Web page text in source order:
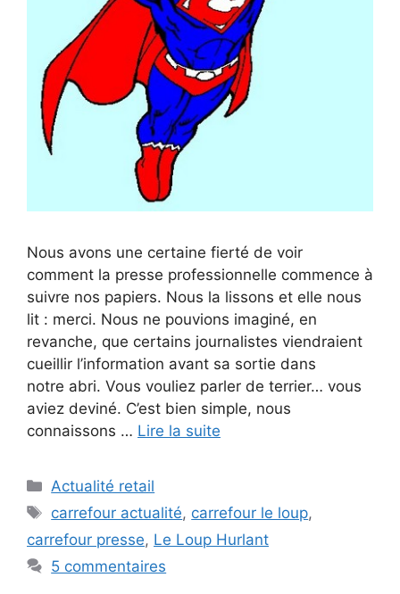
Nous avons une certaine fierté de voir
comment la presse professionnelle commence à
suivre nos papiers. Nous la lissons et elle nous
lit : merci. Nous ne pouvions imaginé, en
revanche, que certains journalistes viendraient
cueillir l’information avant sa sortie dans
notre abri. Vous vouliez parler de terrier… vous
aviez deviné. C’est bien simple, nous
connaissons … Lire la suite
Catégories
Actualité retail
Étiquettes
carrefour actualité, carrefour le loup,
carrefour presse, Le Loup Hurlant
5 commentaires